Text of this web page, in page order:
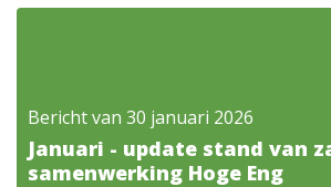
Bericht van 30 januari 2026
Januari - update stand van
samenwerking Hoge Eng